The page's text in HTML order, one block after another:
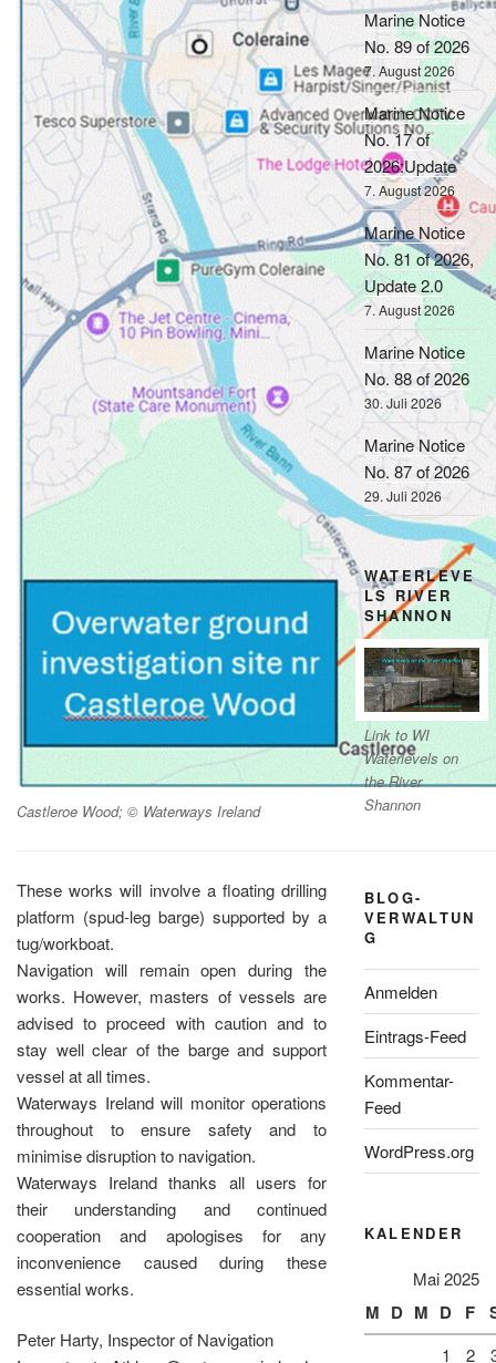
Castleroe Wood; © Waterways Ireland
These works will involve a floating drilling
platform (spud-leg barge) supported by a
tug/workboat.
Navigation will remain open during the
works. However, masters of vessels are
advised to proceed with caution and to
stay well clear of the barge and support
vessel at all times.
Waterways Ireland will monitor operations
throughout to ensure safety and to
minimise disruption to navigation.
Waterways Ireland thanks all users for
their understanding and continued
cooperation and apologises for any
inconvenience caused during these
essential works.
Peter Harty, Inspector of Navigation
Marine Notice
No. 89 of 2026
7. August 2026
Marine Notice
No. 17 of
2026:Update
7. August 2026
Marine Notice
No. 81 of 2026,
Update 2.0
7. August 2026
Marine Notice
No. 88 of 2026
30. Juli 2026
Marine Notice
No. 87 of 2026
29. Juli 2026
WATERLEVE
LS RIVER
SHANNON
Link to WI
Waterlevels on
the River
Shannon
BLOG-
VERWALTUN
G
Anmelden
Eintrags-Feed
Kommentar-
Feed
WordPress.org
KALENDER
Mai 2025
M D M D F
1 2